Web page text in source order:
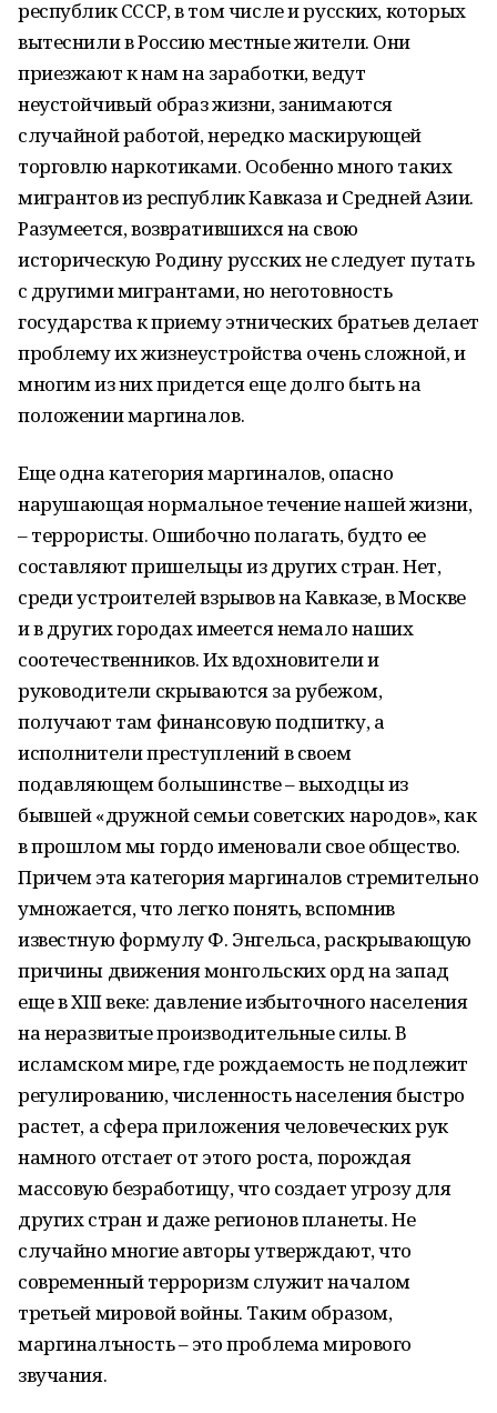
республик СССР, в том числе и русских, которых
вытеснили в Россию местные жители. Они
приезжают к нам на заработки, ведут
неустойчивый образ жизни, занимаются
случайной работой, нередко маскирующей
торговлю наркотиками. Особенно много таких
мигрантов из республик Кавказа и Средней Азии.
Разумеется, возвратившихся на свою
историческую Родину русских не следует путать
с другими мигрантами, но неготовность
государства к приему этнических братьев делает
проблему их жизнеустройства очень сложной, и
многим из них придется еще долго быть на
положении маргиналов.
Еще одна категория маргиналов, опасно
нарушающая нормальное течение нашей жизни,
– террористы. Ошибочно полагать, будто ее
составляют пришельцы из других стран. Нет,
среди устроителей взрывов на Кавказе, в Москве
и в других городах имеется немало наших
соотечественников. Их вдохновители и
руководители скрываются за рубежом,
получают там финансовую подпитку, а
исполнители преступлений в своем
подавляющем большинстве – выходцы из
бывшей «дружной семьи советских народов», как
в прошлом мы гордо именовали свое общество.
Причем эта категория маргиналов стремительно
умножается, что легко понять, вспомнив
известную формулу Ф. Энгельса, раскрывающую
причины движения монгольских орд на запад
еще в XIII веке: давление избыточного населения
на неразвитые производительные силы. В
исламском мире, где рождаемость не подлежит
регулированию, численность населения быстро
растет, а сфера приложения человеческих рук
намного отстает от этого роста, порождая
массовую безработицу, что создает угрозу для
других стран и даже регионов планеты. Не
случайно многие авторы утверждают, что
современный терроризм служит началом
третьей мировой войны. Таким образом,
маргиналъность – это проблема мирового
звучания.